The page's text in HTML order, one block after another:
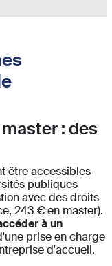
: des
être accessibles
publiques
avec des droits
243 € en master).
à un
prise en charge
d'accueil.